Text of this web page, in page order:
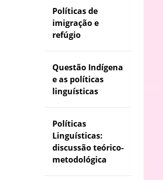
Políticas de
imigração e
refúgio
Questão Indígena
e as políticas
linguísticas
Políticas
Linguísticas:
discussão teórico-
metodológica